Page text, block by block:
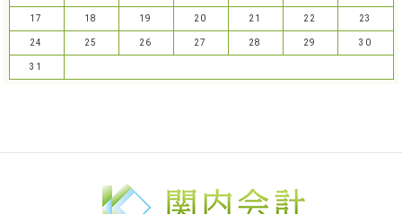
17 18 19 20 21 22 23
24 25 26 27 28 29 30
31